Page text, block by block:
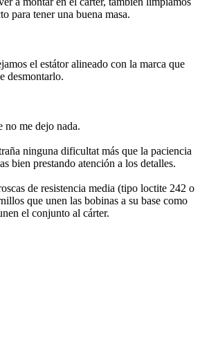
para tener una buena masa.
el estátor alineado con la marca que
desmontarlo.
no me dejo nada.
ninguna dificultat más que la paciencia
bien prestando atención a los detalles.
de resistencia media (tipo loctite 242 o
que unen las bobinas a su base como
el conjunto al cárter.